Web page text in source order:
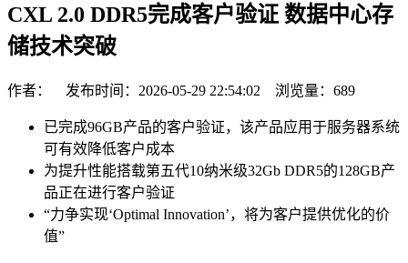
CXL 2.0 DDR5完成客户验证 数据中心存
储技术突破
作者： 发布时间：2026-05-29 22:54:02 浏览量： 689
已完成96GB产品的客户验证，该产品应用于服务器系统
可有效降低客户成本
为提升性能搭载第五代10纳米级32Gb DDR5的128GB产
品正在进行客户验证
“力争实现‘Optimal Innovation’，将为客户提供优化的价
值”